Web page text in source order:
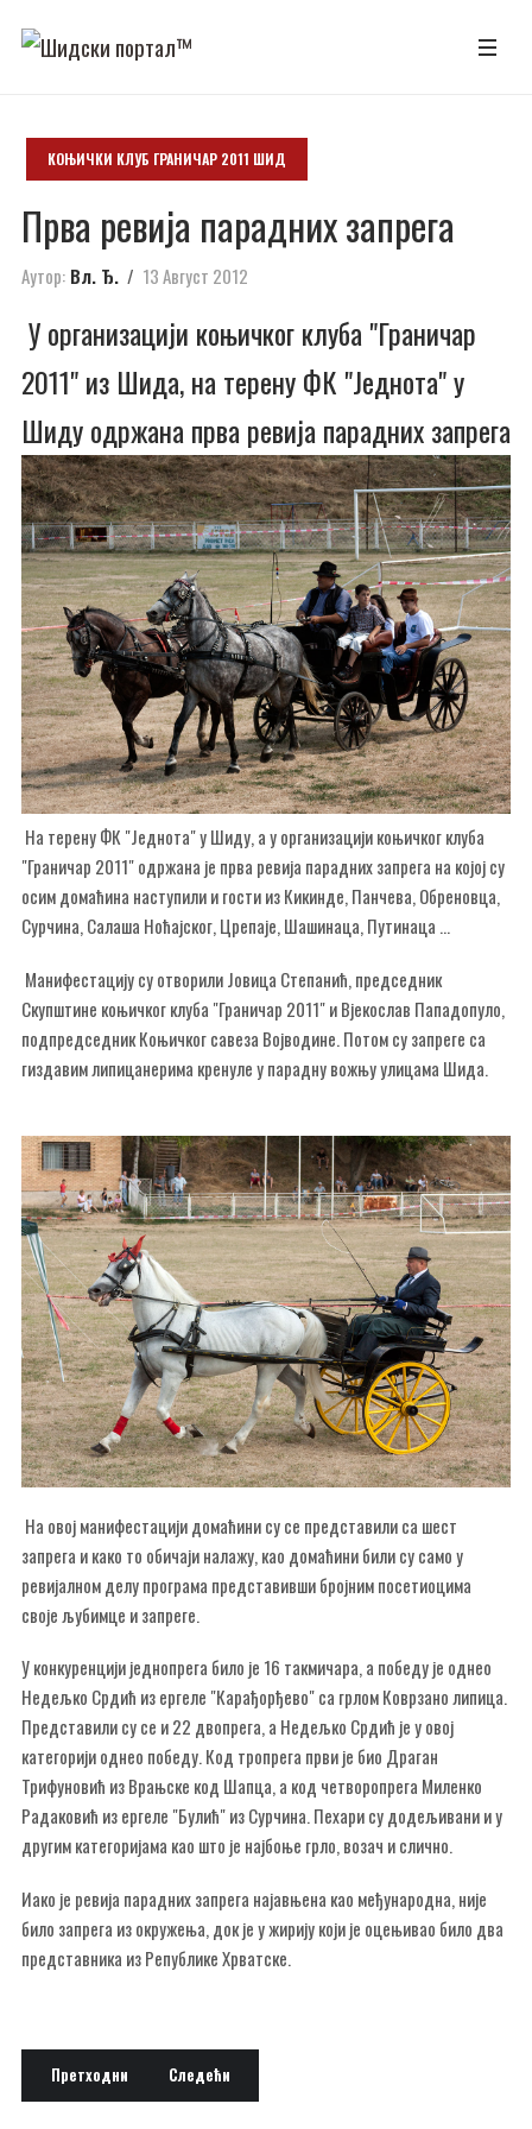
КОЊИЧКИ КЛУБ ГРАНИЧАР 2011 ШИД
Прва ревија парадних запрега
Аутор: Вл. Ђ. 13 Август 2012
У организацији коњичког клуба "Граничар
2011" из Шида, на терену ФК "Једнота" у
Шиду одржана прва ревија парадних запрега
На терену ФК "Једнота" у Шиду, а у организацији коњичког клуба
"Граничар 2011" одржана је прва ревија парадних запрега на којој су
осим домаћина наступили и гости из Кикинде, Панчева, Обреновца,
Сурчина, Салаша Ноћајског, Црепаје, Шашинаца, Путинаца ...
Манифестацију су отворили Јовица Степанић, председник
Скупштине коњичког клуба "Граничар 2011" и Вјекослав Пападопуло,
подпредседник Коњичког савеза Војводине. Потом су запреге са
гиздавим липицанерима кренуле у парадну вожњу улицама Шида.
На овој манифестацији домаћини су се представили са шест
запрега и како то обичаји налажу, као домаћини били су само у
ревијалном делу програма представивши бројним посетиоцима
своје љубимце и запреге.
У конкуренцији једнопрега било је 16 такмичара, а победу је однео
Недељко Срдић из ергеле "Карађорђево" са грлом Коврзано липица.
Представили су се и 22 двопрега, а Недељко Срдић је у овој
категорији однео победу. Код тропрега први је био Драган
Трифуновић из Врањске код Шапца, а код четворопрега Миленко
Радаковић из ергеле "Булић" из Сурчина. Пехари су додељивани и у
другим категоријама као што је најбоње грло, возач и слично.
Иако је ревија парадних запрега најавњена као међународна, није
било запрега из окружења, док је у жирију који је оцењивао било два
представника из Републике Хрватске.
Претходни чланак: Ревија парадних запрега
Претходни Следећи чланак: Све спремно за Фијакеријаду
Следећи